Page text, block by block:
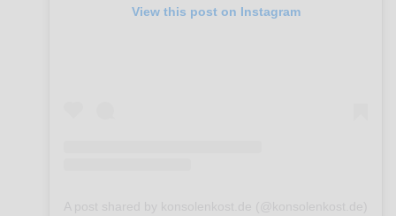
View this post on Instagram